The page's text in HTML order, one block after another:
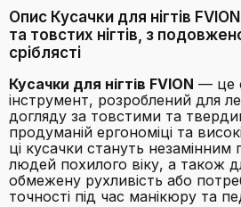
Опис Кусачки для нігтів
та товстих нігтів, з
сріблясті
Кусачки для нігтів FVION — це
інструмент, розроблений для
догляду за товстими та
продуманій ергономіці та
ці кусачки стануть незамінним
людей похилого віку, а також
обмежену рухливість або
точності під час манікюру та